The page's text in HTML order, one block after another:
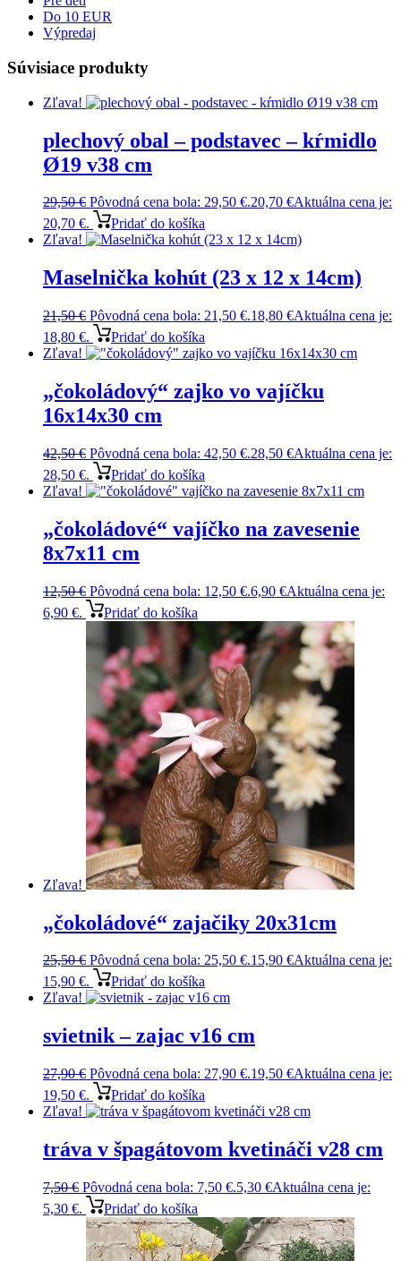
Do 10 EUR
Výpredaj
Súvisiace produkty
Zľava!
plechový obal – podstavec – kŕmidlo
Ø19 v38 cm
29,50€ Pôvodná cena bola: 29,50 €.20,70 €Aktuálna cena je:
20,70 €.
Pridať do košíka
Zľava!
Maselnička kohút (23 x 12 x 14cm)
21,50€ Pôvodná cena bola: 21,50 €.18,80 €Aktuálna cena je:
18,80 €.
Pridať do košíka
Zľava!
„čokoládový“ zajko vo vajíčku
16x14x30 cm
42,50€ Pôvodná cena bola: 42,50 €.28,50 €Aktuálna cena je:
28,50 €.
Pridať do košíka
Zľava!
„čokoládové“ vajíčko na zavesenie
8x7x11 cm
12,50€ Pôvodná cena bola: 12,50 €.6,90 €Aktuálna cena je:
6,90 €.
Pridať do košíka
Zľava!
„čokoládové“ zajačiky 20x31cm
25,50€ Pôvodná cena bola: 25,50 €.15,90 €Aktuálna cena je:
15,90 €.
Pridať do košíka
Zľava!
svietnik – zajac v16 cm
27,90€ Pôvodná cena bola: 27,90 €.19,50 €Aktuálna cena je:
19,50 €.
Pridať do košíka
Zľava!
tráva v špagátovom kvetináči v28 cm
7,50€ Pôvodná cena bola: 7,50 €.5,30 €Aktuálna cena je:
5,30 €.
Pridať do košíka